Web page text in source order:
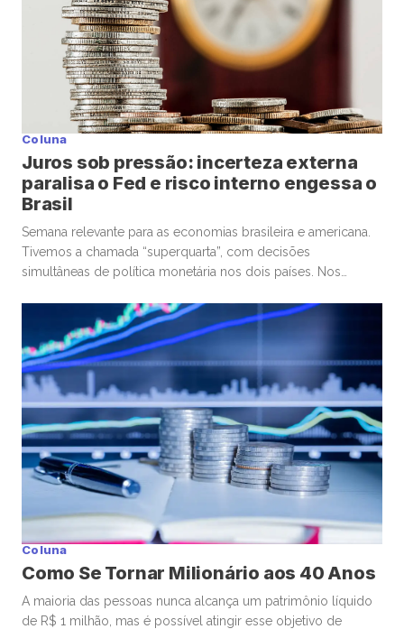
Coluna
Juros sob pressão: incerteza externa
paralisa o Fed e risco interno engessa o
Brasil
Semana relevante para as economias brasileira e americana.
Tivemos a chamada “superquarta”, com decisões
simultâneas de política monetária nos dois países. Nos
de juros. No Brasil, o Banco Central seguiu um caminho
diferente, com um corte marginal, bastante conservador.
Começando pelos Estados Unidos, o ponto […]
Coluna
Como Se Tornar Milionário aos 40 Anos
A maioria das pessoas nunca alcança um patrimônio líquido
de R$ 1 milhão, mas é possível atingir esse objetivo de